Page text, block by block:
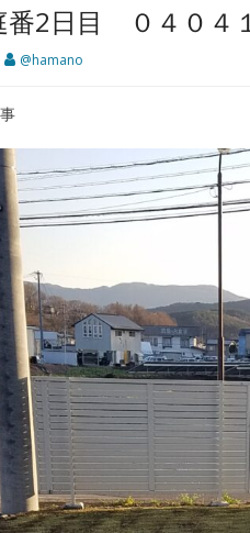
2日目 ０４０４
@hamano